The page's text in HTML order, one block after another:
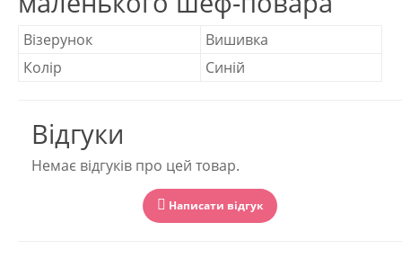
Візерунок
Вишивка
Колір
Синій
Відгуки
Немає відгуків про цей товар.
Написати відгук